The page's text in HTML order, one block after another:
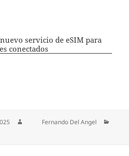
servicio de eSIM para
conectados
Fernando Del Angel